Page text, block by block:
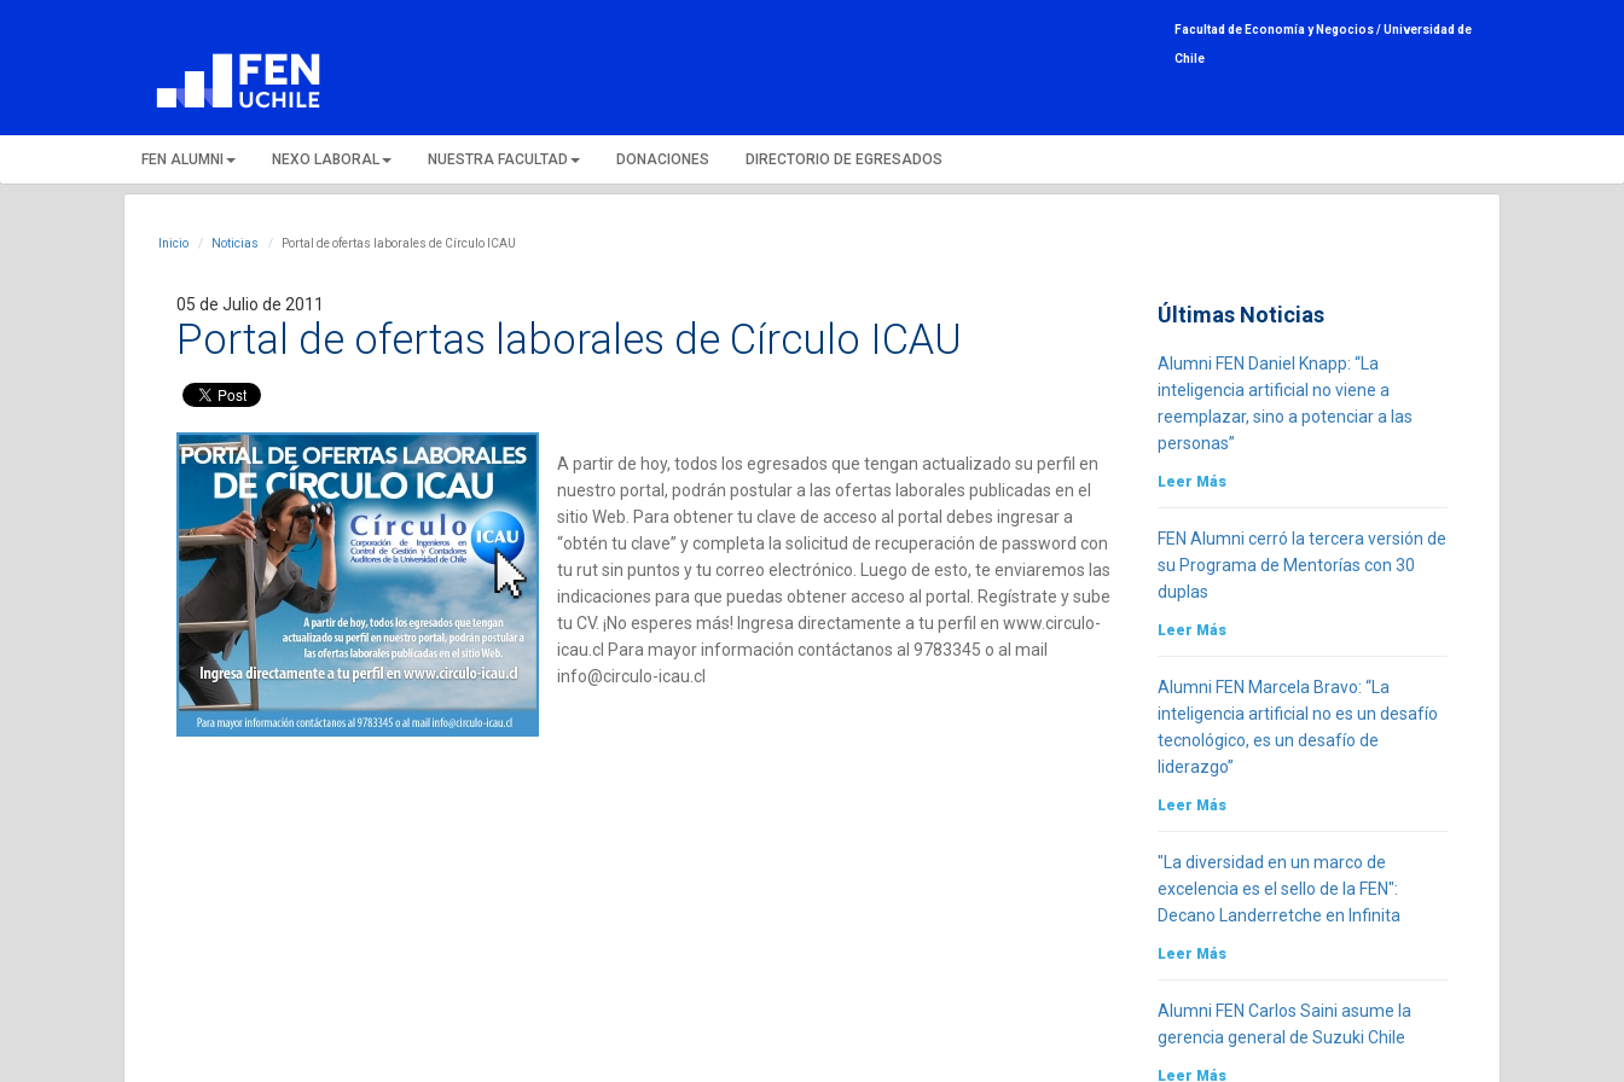
Facultad de Economía y Negocios /Universidad de
Chile
FEN ALUMNI NEXO LABORAL NUESTRA FACULTAD DONACIONES DIRECTORIO DE EGRESADOS
Inicio Noticias Portal de ofertas laborales de Círculo ICAU
05 de Julio de 2011
Portal de ofertas laborales de Círculo ICAU
A partir de hoy, todos los egresados que tengan actualizado su perfil en
nuestro portal, podrán postular a las ofertas laborales publicadas en el
sitio Web. Para obtener tu clave de acceso al portal debes ingresar a
“obtén tu clave” y completa la solicitud de recuperación de password con
tu rut sin puntos y tu correo electrónico. Luego de esto, te enviaremos las
indicaciones para que puedas obtener acceso al portal. Regístrate y sube
tu CV. ¡No esperes más! Ingresa directamente a tu perfil en www.circulo-
icau.cl Para mayor información contáctanos al 9783345 o al mail
info@circulo-icau.cl
Últimas Noticias
Alumni FEN Daniel Knapp: “La
inteligencia artificial no viene a
reemplazar, sino a potenciar a las
personas”
Leer Más
FEN Alumni cerró la tercera versión de
su Programa de Mentorías con 30
duplas
Leer Más
Alumni FEN Marcela Bravo: “La
inteligencia artificial no es un desafío
tecnológico, es un desafío de
liderazgo”
Leer Más
"La diversidad en un marco de
excelencia es el sello de la FEN":
Decano Landerretche en Infinita
Leer Más
Alumni FEN Carlos Saini asume la
gerencia general de Suzuki Chile
Leer Más